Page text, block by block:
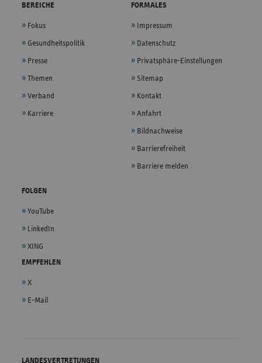
BEREICHE
Fokus
Gesundheitspolitik
Presse
Themen
Verband
Karriere
FORMALES
Impressum
Datenschutz
Privatsphäre-Einstellungen
Sitemap
Kontakt
Anfahrt
Bildnachweise
Barrierefreiheit
Barriere melden
FOLGEN
YouTube
LinkedIn
XING
EMPFEHLEN
X
E-Mail
LANDESVERTRETUNGEN